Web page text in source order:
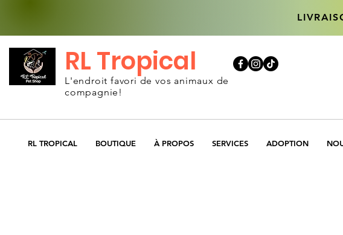
RL Tropical
L'endroit favori de vos animaux de
compagnie!
RL TROPICAL BOUTIQUE À PROPOS SERVICES ADOPTION